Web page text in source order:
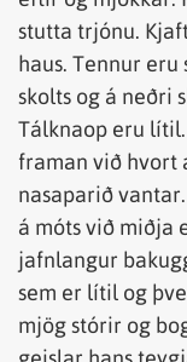
stutta trjónu.
haus. Tennur
skolts og á neðri
Tálknaop eru
framan við hvort
nasaparið
á móts við miðja
jafnlangur
sem er lítil og
mjög stórir og